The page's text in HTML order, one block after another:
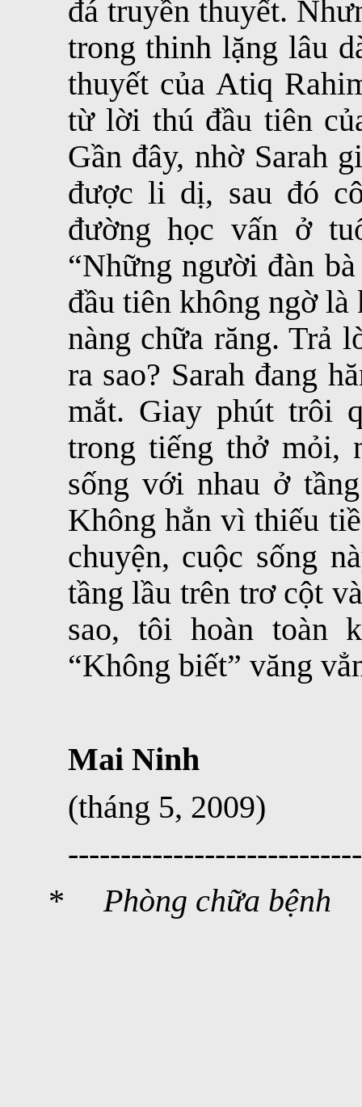
đá truyền thuyết.
trong thinh lặng lâu
thuyết của Atiq
từ lời thú đầu tiên
Gần đây, nhờ Sarah
được li dị, sau đó
đường học vấn ở
“Những người đàn
đầu tiên không ngờ là
nàng chữa răng. Trả
ra sao? Sarah đang
mắt. Giay phút trôi
trong tiếng thở mỏi,
sống với nhau ở
Không hẳn vì thiếu
chuyện, cuộc sống
tầng lầu trên trơ cột
sao, tôi hoàn toàn
“Không biết” văng
Mai Ninh
(tháng 5, 2009)
*
Phòng chữa bệnh